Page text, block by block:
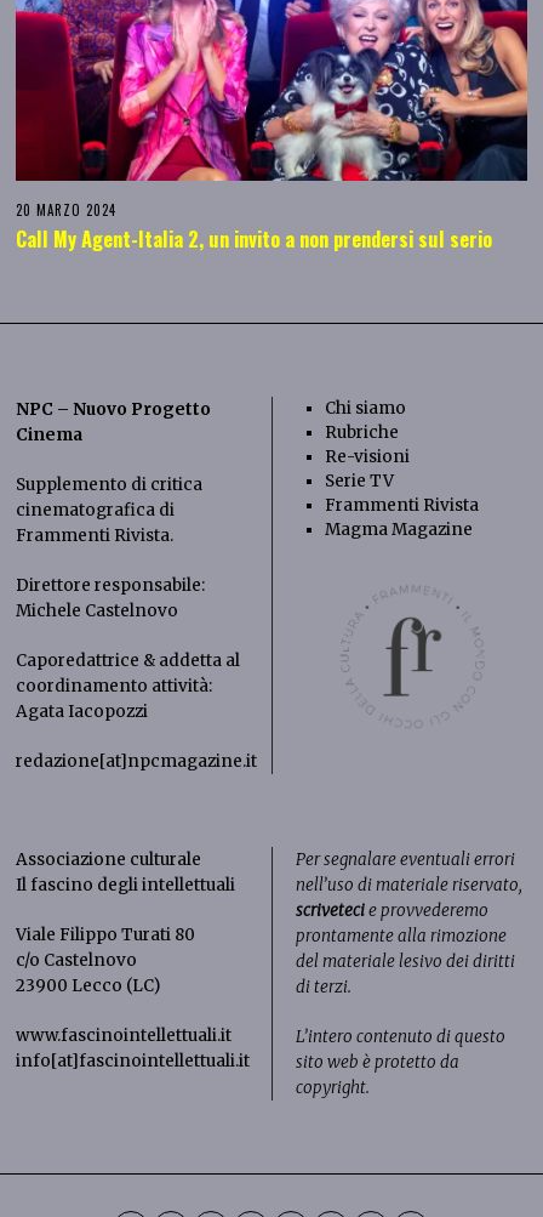
20 MARZO 2024
Call My Agent-Italia 2, un invito a non prendersi sul serio
NPC – Nuovo Progetto
Cinema
Supplemento di critica
cinematografica di
Frammenti Rivista.
Direttore responsabile:
Michele Castelnovo
Caporedattrice & addetta al
coordinamento attività:
Agata Iacopozzi
redazione[at]npcmagazine.it
Chi siamo
Rubriche
Re-visioni
Serie TV
Frammenti Rivista
Magma Magazine
Associazione culturale
Il fascino degli intellettuali
Viale Filippo Turati 80
c/o Castelnovo
23900 Lecco (LC)
www.fascinointellettuali.it
info[at]fascinointellettuali.it
Per segnalare eventuali errori
nell’uso di materiale riservato,
scrivetecie provvederemo
prontamente alla rimozione
del materiale lesivo dei diritti
di terzi.
L’intero contenuto di questo
sito web è protetto da
copyright.